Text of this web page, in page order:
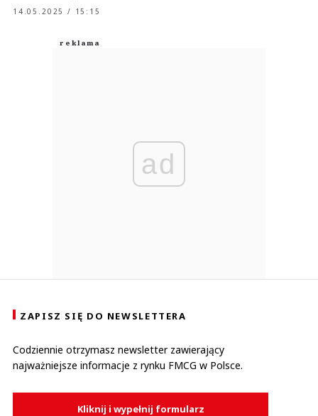
14.05.2025 / 15:15
ad
ZAPISZ SIĘ DO NEWSLETTERA
Codziennie otrzymasz newsletter zawierający
najważniejsze informacje z rynku FMCG w Polsce.
Kliknij i wypełnij formularz